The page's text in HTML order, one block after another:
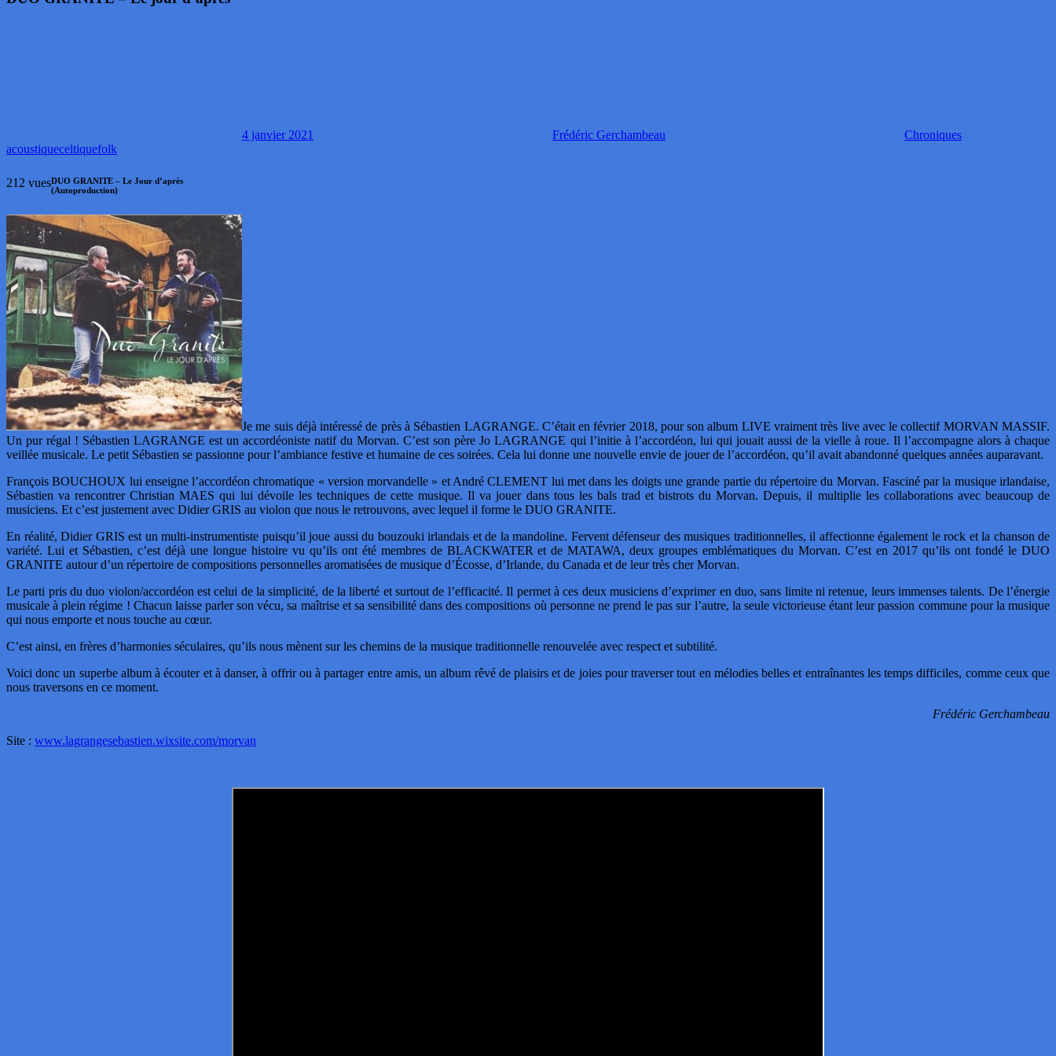
4 janvier 2021 Frédéric Gerchambeau
Chroniques
acoustiqueceltiquefolk
212 vuesDUO GRANITE – Le Jour d’après
(Autoproduction)
Je me suis déjà intéressé de près à Sébastien LAGRANGE. C’était en février 2018, pour son album LIVE vraiment très live avec le collectif MORVAN MASSIF.
Un pur régal ! Sébastien LAGRANGE est un accordéoniste natif du Morvan. C’est son père Jo LAGRANGE qui l’initie à l’accordéon, lui qui jouait aussi de la vielle à roue. Il l’accompagne alors à chaque
veillée musicale. Le petit Sébastien se passionne pour l’ambiance festive et humaine de ces soirées. Cela lui donne une nouvelle envie de jouer de l’accordéon, qu’il avait abandonné quelques années auparavant.
François BOUCHOUX lui enseigne l’accordéon chromatique « version morvandelle » et André CLEMENT lui met dans les doigts une grande partie du répertoire du Morvan. Fasciné par la musique irlandaise,
Sébastien va rencontrer Christian MAES qui lui dévoile les techniques de cette musique. Il va jouer dans tous les bals trad et bistrots du Morvan. Depuis, il multiplie les collaborations avec beaucoup de
musiciens. Et c’est justement avec Didier GRIS au violon que nous le retrouvons, avec lequel il forme le DUO GRANITE.
En réalité, Didier GRIS est un multi-instrumentiste puisqu’il joue aussi du bouzouki irlandais et de la mandoline. Fervent défenseur des musiques traditionnelles, il affectionne également le rock et la chanson de
variété. Lui et Sébastien, c’est déjà une longue histoire vu qu’ils ont été membres de BLACKWATER et de MATAWA, deux groupes emblématiques du Morvan. C’est en 2017 qu’ils ont fondé le DUO
GRANITE autour d’un répertoire de compositions personnelles aromatisées de musique d’Écosse, d’Irlande, du Canada et de leur très cher Morvan.
Le parti pris du duo violon/accordéon est celui de la simplicité, de la liberté et surtout de l’efficacité. Il permet à ces deux musiciens d’exprimer en duo, sans limite ni retenue, leurs immenses talents. De l’énergie
musicale à plein régime ! Chacun laisse parler son vécu, sa maîtrise et sa sensibilité dans des compositions où personne ne prend le pas sur l’autre, la seule victorieuse étant leur passion commune pour la musique
qui nous emporte et nous touche au cœur.
C’est ainsi, en frères d’harmonies séculaires, qu’ils nous mènent sur les chemins de la musique traditionnelle renouvelée avec respect et subtilité.
Voici donc un superbe album à écouter et à danser, à offrir ou à partager entre amis, un album rêvé de plaisirs et de joies pour traverser tout en mélodies belles et entraînantes les temps difficiles, comme ceux que
nous traversons en ce moment.
Frédéric Gerchambeau
Site : www.lagrangesebastien.wixsite.com/morvan